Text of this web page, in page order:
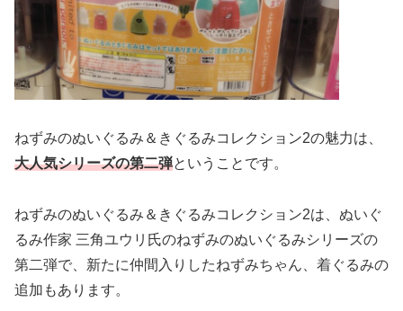
ねずみのぬいぐるみ＆きぐるみコレクション2の魅力は、
大人気シリーズの第二弾ということです。
ねずみのぬいぐるみ＆きぐるみコレクション2は、ぬいぐ
るみ作家 三角ユウリ氏のねずみのぬいぐるみシリーズの
第二弾で、新たに仲間入りしたねずみちゃん、着ぐるみの
追加もあります。